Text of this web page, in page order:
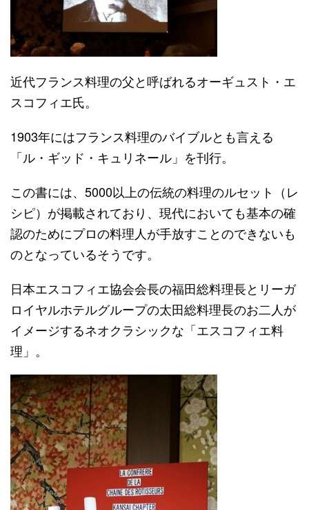
近代フランス料理の父と呼ばれるオーギュスト・エ
スコフィエ氏。
1903年にはフランス料理のバイブルとも言える
「ル・ギッド・キュリネール」を刊行。
この書には、5000以上の伝統の料理のルセット（レ
シピ）が掲載されており、現代においても基本の確
認のためにプロの料理人が手放すことのできないも
のとなっているそうです。
日本エスコフィエ協会会長の福田総料理長とリーガ
ロイヤルホテルグループの太田総料理長のお二人が
イメージするネオクラシックな「エスコフィエ料
理」。